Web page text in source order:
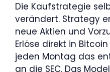
Die Kaufstrategie
verändert. Strategy
neue Aktien und
Erlöse direkt in
jeden Montag das
an die SEC. Das